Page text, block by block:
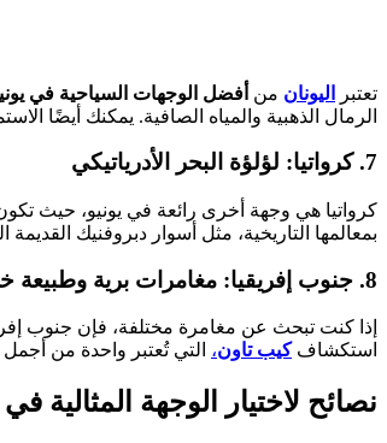
تعتبر اليونان من أفضل الوجهات السياحية في يونيو
الرمال الذهبية والمياه الصافية. يمكنك أيضًا
7. كرواتيا: لؤلؤة البحر الأدرياتيكي
كرواتيا هي وجهة أخرى رائعة في يونيو، حيث
بمعالمها التاريخية، مثل أسوار دبروفنيك
8. جنوب إفريقيا: مغامرات برية وطبيعة
إذا كنت تبحث عن مغامرة مختلفة، فإن جنوب
استكشافكيب تاون، التي تُعتبر واحدة من
نصائح لاختيار الوجهة المثالية في